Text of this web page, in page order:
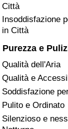
Città
Insoddisfazione
in Città
Purezza e
Qualità dell'Aria
Qualità e
Soddisfazione
Pulito e Ordinato
Silenzioso e
Indice di
Assistenza
Indice
Indice
Nazione